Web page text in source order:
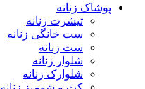
پوشاک زنانه
تیشرت زنانه
ست خانگی زنانه
ست زنانه
شلوار زنانه
شلوارک زنانه